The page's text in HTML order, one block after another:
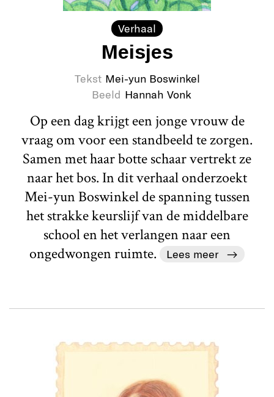
Verhaal
Meisjes
Tekst Mei-yun Boswinkel
Beeld Hannah Vonk
Op een dag krijgt een jonge vrouw de
vraag om voor een standbeeld te zorgen.
Samen met haar botte schaar vertrekt ze
naar het bos. In dit verhaal onderzoekt
Mei-yun Boswinkel de spanning tussen
het strakke keurslijf van de middelbare
school en het verlangen naar een
ongedwongen ruimte.
Lees meer